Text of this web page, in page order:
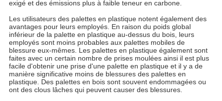
exigé et des émissions plus à faible teneur en carbone.
Les utilisateurs des palettes en plastique notent également des
avantages pour leurs employés. En raison du poids global
inférieur de la palette en plastique au-dessus du bois, leurs
employés sont moins probables aux palettes mobiles de
blessure eux-mêmes. Les palettes en plastique également sont
faites avec un certain nombre de prises moulées ainsi il est plus
facile d'obtenir une prise d'une palette en plastique et il y a de
manière significative moins de blessures des palettes en
plastique. Des palettes en bois sont souvent endommagées ou
ont des clous lâches qui peuvent causer des blessures.